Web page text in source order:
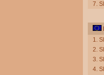
7.
1.
2.
3.
4.